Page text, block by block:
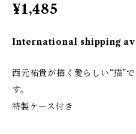
¥1,485
International shipping
西元祐貴が描く愛らしい“猫”
す。
特製ケース付き